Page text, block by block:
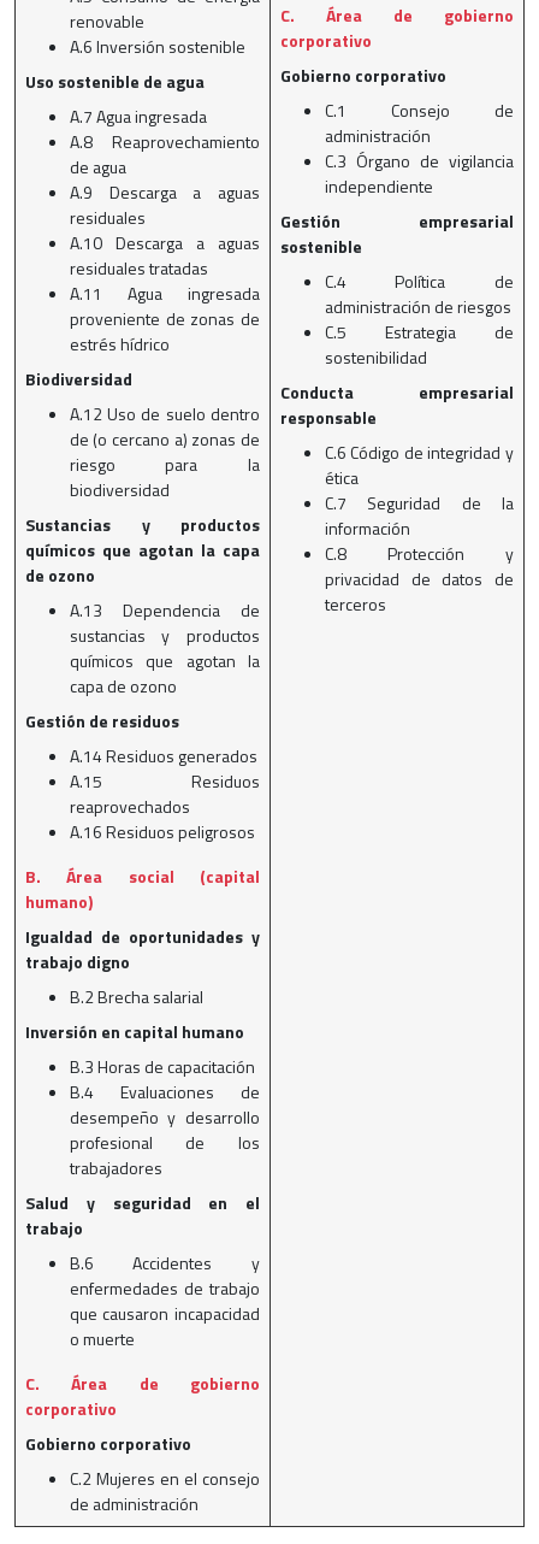
renovable
A.6 Inversión sostenible
Uso sostenible de agua
A.7 Agua ingresada
A.8 Reaprovechamiento
de agua
A.9 Descarga a aguas
residuales
A.10 Descarga a aguas
residuales tratadas
A.11 Agua ingresada
proveniente de zonas de
estrés hídrico
Biodiversidad
A.12 Uso de suelo dentro
de (o cercano a) zonas de
riesgo para la
biodiversidad
Sustancias y productos
químicos que agotan la capa
de ozono
A.13 Dependencia de
sustancias y productos
químicos que agotan la
capa de ozono
Gestión de residuos
A.14 Residuos generados
A.15 Residuos
reaprovechados
A.16 Residuos peligrosos
B. Área social (capital
humano)
Igualdad de oportunidades y
trabajo digno
B.2 Brecha salarial
Inversión en capital humano
B.3 Horas de capacitación
B.4 Evaluaciones de
desempeño y desarrollo
profesional de los
trabajadores
Salud y seguridad en el
trabajo
B.6 Accidentes y
enfermedades de trabajo
que causaron incapacidad
o muerte
C. Área de gobierno
corporativo
Gobierno corporativo
C.2 Mujeres en el consejo
de administración
C. Área de gobierno
corporativo
Gobierno corporativo
C.1 Consejo de
administración
C.3 Órgano de vigilancia
independiente
Gestión empresarial
sostenible
C.4 Política de
administración de riesgos
C.5 Estrategia de
sostenibilidad
Conducta empresarial
responsable
C.6 Código de integridad y
ética
C.7 Seguridad de la
información
C.8 Protección y
privacidad de datos de
terceros